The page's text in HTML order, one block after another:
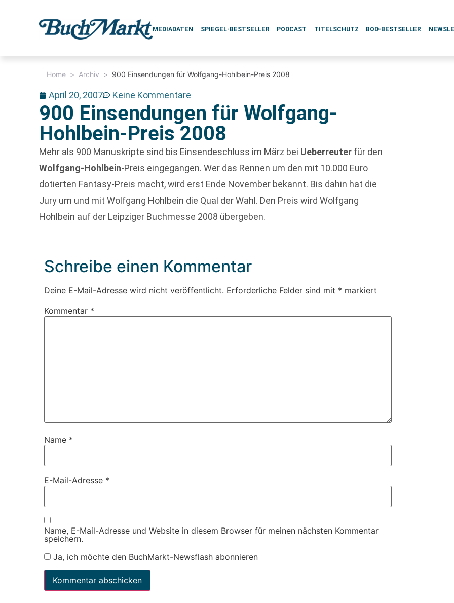
MEDIADATEN SPIEGEL-BESTSELLER PODCAST TITELSCHUTZ BOD-BESTSELLER
Home > Archiv > 900 Einsendungen für Wolfgang-Hohlbein-Preis 2008
April 20, 2007 Keine Kommentare
900 Einsendungen für Wolfgang-
Hohlbein-Preis 2008
Mehr als 900 Manuskripte sind bis Einsendeschluss im März bei Ueberreuter für den
Wolfgang-Hohlbein-Preis eingegangen. Wer das Rennen um den mit 10.000 Euro
dotierten Fantasy-Preis macht, wird erst Ende November bekannt. Bis dahin hat die
Jury um und mit Wolfgang Hohlbein die Qual der Wahl. Den Preis wird Wolfgang
Hohlbein auf der Leipziger Buchmesse 2008 übergeben.
Schreibe einen Kommentar
Deine E-Mail-Adresse wird nicht veröffentlicht. Erforderliche Felder sind mit * markiert
Kommentar *
Name *
E-Mail-Adresse *
Name, E-Mail-Adresse und Website in diesem Browser für meinen nächsten Kommentar
speichern.
Ja, ich möchte den BuchMarkt-Newsflash abonnieren